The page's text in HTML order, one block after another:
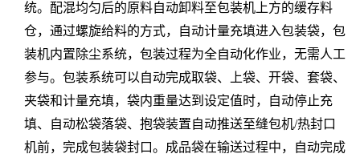
统。配混均匀后的原料自动卸料至包装机上方的缓存料
仓，通过螺旋给料的方式，自动计量充填进入包装袋，包
装机内置除尘系统，包装过程为全自动化作业，无需人工
参与。包装系统可以自动完成取袋、上袋、开袋、套袋、
夹袋和计量充填，袋内重量达到设定值时，自动停止充
填、自动松袋落袋、抱袋装置自动推送至缝包机/热封口
机前，完成包装袋封口。成品袋在输送过程中，自动完成